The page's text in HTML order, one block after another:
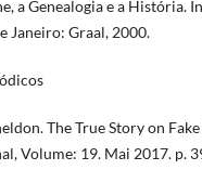
a Genealogia e a História.
Janeiro: Graal, 2000.
The True Story on
Volume: 19. Mai 2017. p.